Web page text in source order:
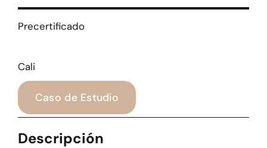
Precertificado
Cali
Caso de Estudio
Descripción